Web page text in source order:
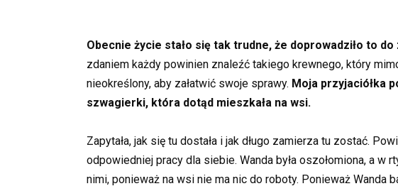
Obecnie życie stało się tak trudne, że doprowadziło to
zdaniem każdy powinien znaleźć takiego krewnego, który
nieokreślony, aby załatwić swoje sprawy. Moja przyjaciółka
szwagierki, która dotąd mieszkała na wsi.
Zapytała, jak się tu dostała i jak długo zamierza tu zostać.
odpowiedniej pracy dla siebie. Wanda była oszołomiona, a
nimi, ponieważ na wsi nie ma nic do roboty. Ponieważ Wanda